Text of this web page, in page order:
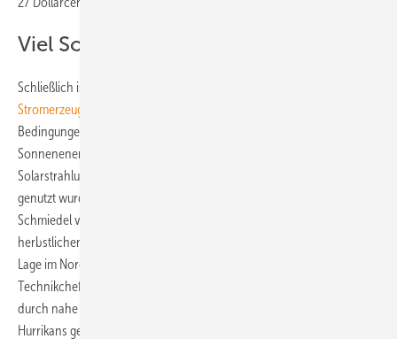
Viel Sonne, viel Platz
Schließlich ist die Solarenergie inzwischen eine der
Stromerzeugungstechnologien
Bedingungen verlangen förmlich nach der Nutzung der
Sonnenenergie. „Es gibt dort aber nicht nur eine konstant hohe
Solarstrahlung, sondern auch riesige Areale, die bisher praktisch nicht
genutzt wurden, auch nicht durch die Landwirtschaft“, betont Georg
Schmiedel von F amp;S Solar. „In der einzigen schwierigen Phase, der
herbstlichen Hurrikansaison, kommt dem Projekt seine geografische
Lage im Nordwesten des Landes zugute”, ergänzt Uwe Czypiorski,
Technikchef von F amp;S Solar. „Der Bereich, in dem wir bauen, ist
durch nahe gelegene Gebirgszüge gut vor den Auswirkungen von
Hurrikans geschützt.“